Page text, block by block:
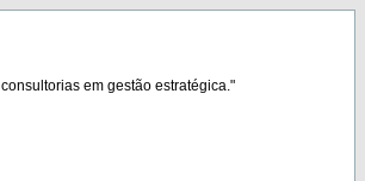
em gestão estratégica."